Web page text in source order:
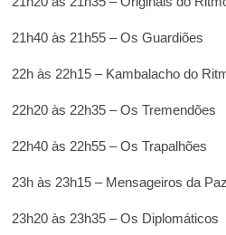
21h40 às 21h55 – Os Guardiões
22h às 22h15 – Kambalacho do
22h20 às 22h35 – Os Tremendões
22h40 às 22h55 – Os Trapalhões
23h às 23h15 – Mensageiros da Paz
23h20 às 23h35 – Os Diplomáticos